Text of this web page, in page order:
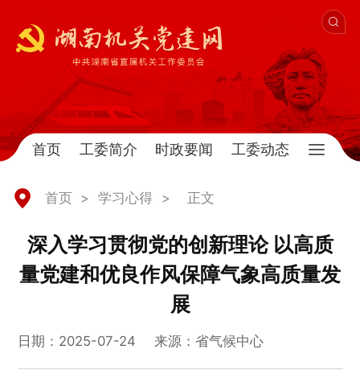
首页 工委简介 时政要闻 工委动态
首页 > 学习心得 > 正文
深入学习贯彻党的创新理论 以高质
量党建和优良作风保障气象高质量发
展
日期：2025-07-24 来源：省气候中心